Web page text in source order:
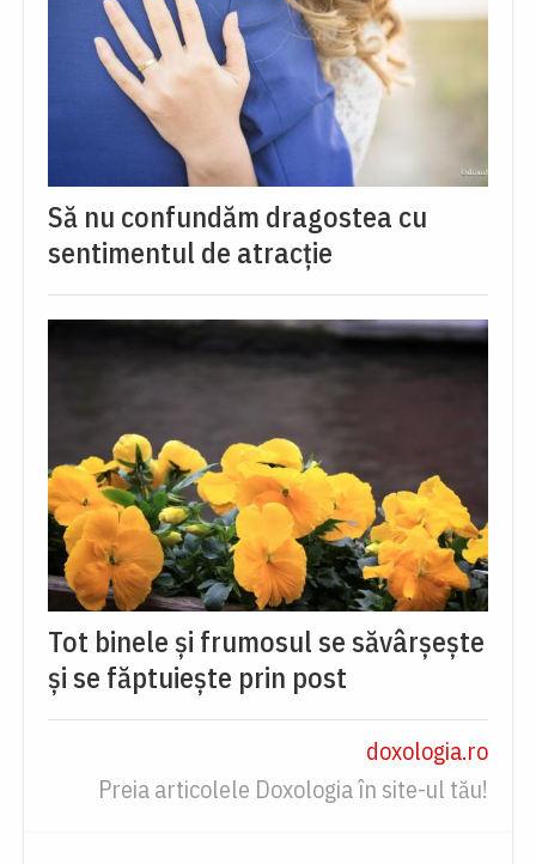
Să nu confundăm dragostea cu
sentimentul de atracție
Tot binele și frumosul se săvârșește
și se făptuiește prin post
doxologia.ro
Preia articolele Doxologia în site-ul tău!